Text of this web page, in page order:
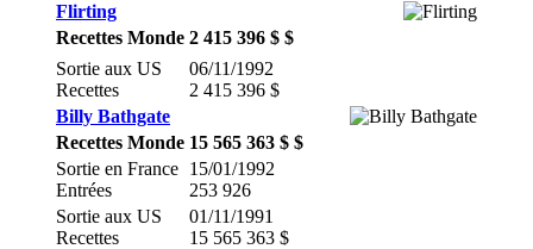
Flirting
Recettes Monde 2 415 396 $ $
Sortie aux US
Recettes
06/11/1992
2 415 396 $
Billy Bathgate
Recettes Monde 15 565 363 $ $
Sortie en France
Entrées
15/01/1992
253 926
Sortie aux US
Recettes
01/11/1991
15 565 363 $